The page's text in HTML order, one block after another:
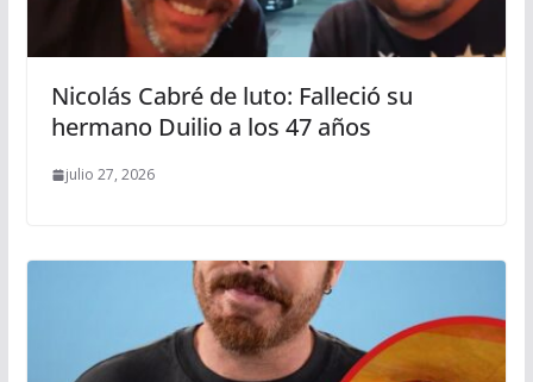
Nicolás Cabré de luto: Falleció su
hermano Duilio a los 47 años
julio 27, 2026